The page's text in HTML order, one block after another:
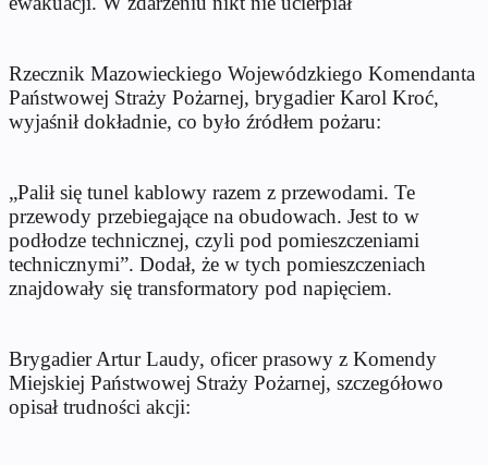
Rzecznik Mazowieckiego Wojewódzkiego Komendanta
Państwowej Straży Pożarnej, brygadier Karol Kroć,
wyjaśnił dokładnie, co było źródłem pożaru:
„Palił się tunel kablowy razem z przewodami. Te
przewody przebiegające na obudowach. Jest to w
podłodze technicznej, czyli pod pomieszczeniami
technicznymi”. Dodał, że w tych pomieszczeniach
znajdowały się transformatory pod napięciem.
Brygadier Artur Laudy, oficer prasowy z Komendy
Miejskiej Państwowej Straży Pożarnej, szczegółowo
opisał trudności akcji: